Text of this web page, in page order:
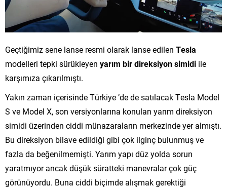
Geçtiğimiz sene lanse resmi olarak lanse edilen Tesla
modelleri tepki sürükleyen yarım bir direksiyon simidi ile
karşımıza çıkarılmıştı.
Yakın zaman içerisinde Türkiye ’de de satılacak Tesla Model
S ve Model X, son versiyonlarına konulan yarım direksiyon
simidi üzerinden ciddi münazaraların merkezinde yer almıştı.
Bu direksiyon bilave edildiği gibi çok ilginç bulunmuş ve
fazla da beğenilmemişti. Yarım yapı düz yolda sorun
yaratmıyor ancak düşük süratteki manevralar çok güç
görünüyordu. Buna ciddi biçimde alışmak gerektiği